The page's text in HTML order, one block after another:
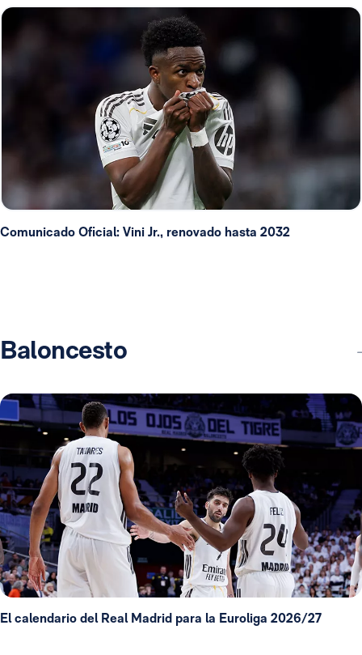
Comunicado Oficial: Vini Jr., renovado hasta 2032
Baloncesto
El calendario del Real Madrid para la Euroliga 2026/27